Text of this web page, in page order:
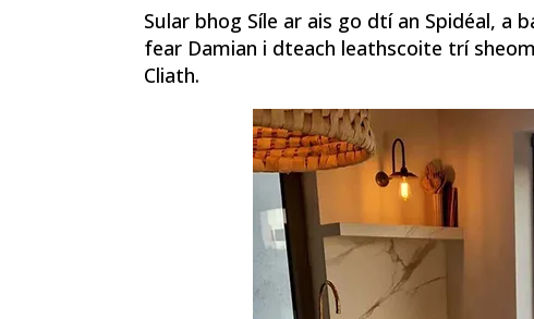
Sular bhog Síle ar ais go dtí an Spidéal, a
fear Damian i dteach leathscoite trí
Cliath.